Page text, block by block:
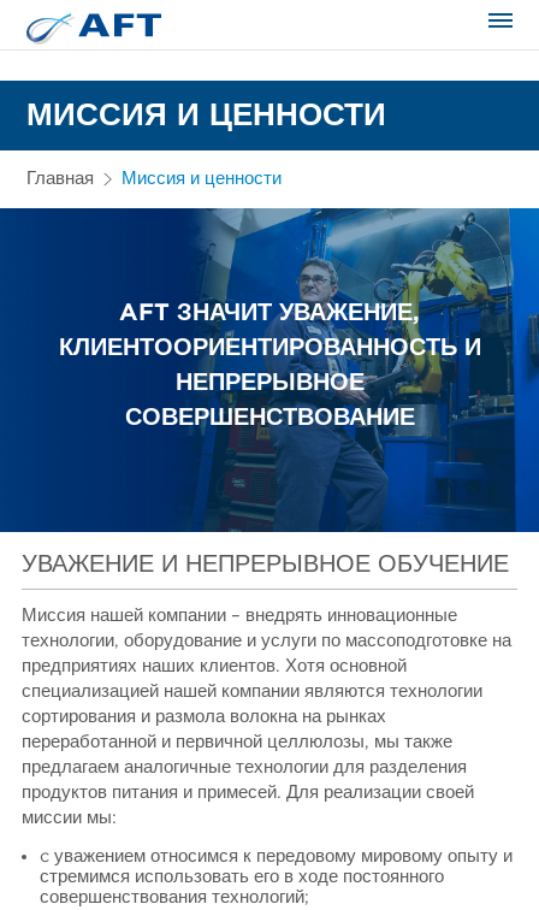
МИССИЯ И ЦЕННОСТИ
Главная Миссия и ценности
AFT ЗНАЧИТ УВАЖЕНИЕ,
КЛИЕНТООРИЕНТИРОВАННОСТЬ И
НЕПРЕРЫВНОЕ
СОВЕРШЕНСТВОВАНИЕ
УВАЖЕНИЕ И НЕПРЕРЫВНОЕ ОБУЧЕНИЕ
Миссия нашей компании – внедрять инновационные
технологии, оборудование и услуги по массоподготовке на
предприятиях наших клиентов. Хотя основной
специализацией нашей компании являются технологии
сортирования и размола волокна на рынках
переработанной и первичной целлюлозы, мы также
предлагаем аналогичные технологии для разделения
продуктов питания и примесей. Для реализации своей
миссии мы:
c уважением относимся к передовому мировому опыту и
стремимся использовать его в ходе постоянного
совершенствования технологий;